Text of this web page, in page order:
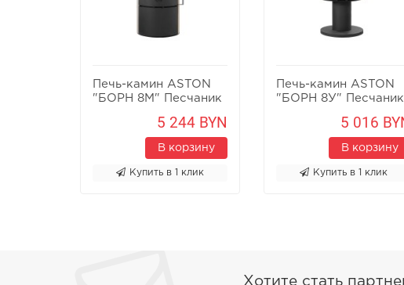
Печь-камин ASTON
"БОРН 8М" Песчаник
5 244 BYN
В корзину
Купить в 1 клик
Печь-камин ASTON
"БОРН 8У" Песчаник
5 016
В корзину
Купить в 1 клик
Хотите стать